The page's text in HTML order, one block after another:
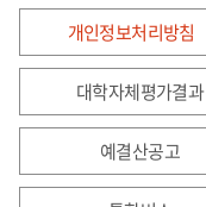
개인정보처리방침
대학자체평가결과
예결산공고